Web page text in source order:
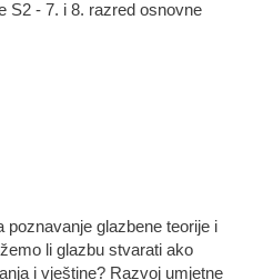
S2 - 7. i 8. razred osnovne
glazbene teorije i
li glazbu stvarati ako
i vještine? Razvoj umjetne